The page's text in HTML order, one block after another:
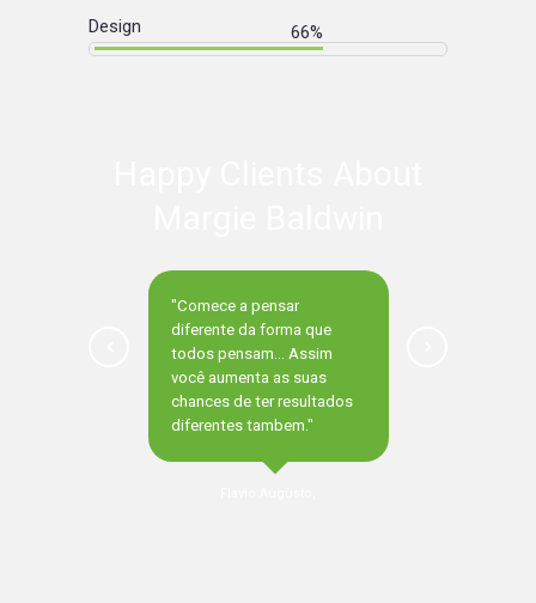
Design 66%
"Comece a pensar
diferente da forma que
todos pensam... Assim
você aumenta as suas
chances de ter resultados
diferentes tambem."